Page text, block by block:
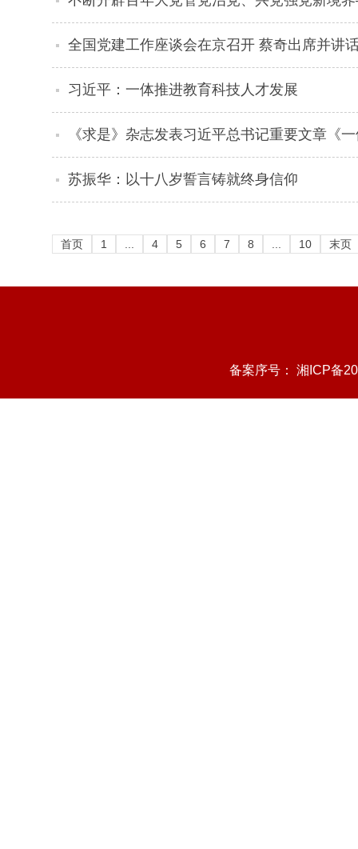
全国党建工作座谈会在京召开 蔡奇出席并讲
习近平：一体推进教育科技人才发展
《求是》杂志发表习近平总书记重要文章《
苏振华：以十八岁誓言铸就终身信仰
首页 1 4 5 6 7 8 10 末页
备案序号： 湘ICP备